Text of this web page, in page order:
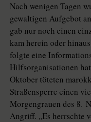
Nach wenigen Tagen
gewaltigen Aufgebot
gab nur noch einen
kam herein oder
folgte eine
Hilfsorganisationen
Oktober töteten
Straßensperre einen
Morgengrauen des 8.
Angriff. „Es herrschte